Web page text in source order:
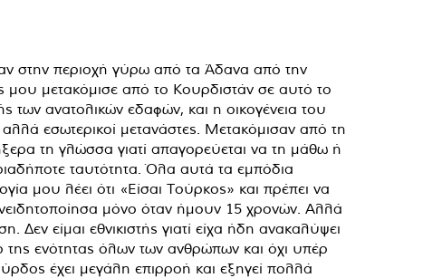
στην περιοχή γύρω από τα Άδανα από την
μου μετακόμισε από το Κουρδιστάν σε αυτό το
ανατολικών εδαφών, και η οικογένεια του
εσωτερικοί μετανάστες. Μετακόμισαν από τη
τη γλώσσα γιατί απαγορεύεται να τη μάθω ή
ταυτότητα. Όλα αυτά τα εμπόδια
μου λέει ότι «Είσαι Τούρκος» και πρέπει να
μόνο όταν ήμουν 15 χρονών. Αλλά
είμαι εθνικιστής γιατί είχα ήδη ανακαλύψει
της ενότητας όλων των ανθρώπων και όχι υπέρ
έχει μεγάλη επιρροή και εξηγεί πολλά